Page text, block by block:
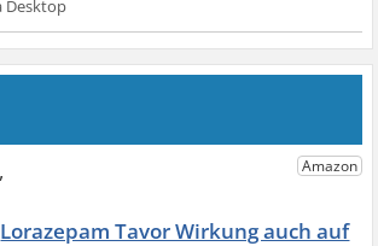
Lorazepam Tavor Wirkung auch auf